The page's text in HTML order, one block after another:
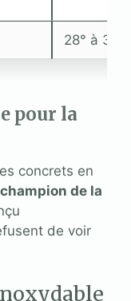
28° à 30°
pour la
concrets en
champion de la
de voir